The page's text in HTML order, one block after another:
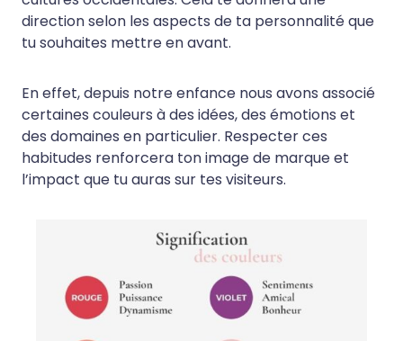
direction selon les aspects de ta personnalité que
tu souhaites mettre en avant.
En effet, depuis notre enfance nous avons associé
certaines couleurs à des idées, des émotions et
des domaines en particulier. Respecter ces
habitudes renforcera ton image de marque et
l’impact que tu auras sur tes visiteurs.